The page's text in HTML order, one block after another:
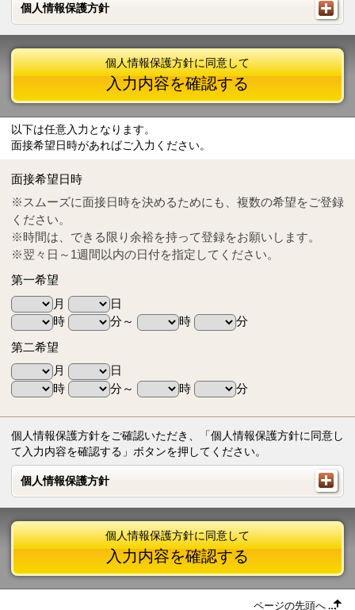
個人情報保護方針
個人情報保護方針
Tel
0570-55-0314
個人情報保護方針に同意して
入力内容を確認する
以下は任意入力となります。
面接希望日時があればご入力ください。
面接希望日時
※スムーズに面接日時を決めるためにも、複数の希望をご登録
ください。
※時間は、できる限り余裕を持って登録をお願いします。
※翌々日～1週間以内の日付を指定してください。
第一希望
月
日
時
分～ 時
分
第二希望
月
日
時
分～ 時 分
個人情報保護方針をご確認いただき、「個人情報保護方針に同意し
て入力内容を確認する」ボタンを押してください。
個人情報保護方針
個人情報保護方針
個人情報保護方針に同意して
入力内容を確認する
ページの先頭へ